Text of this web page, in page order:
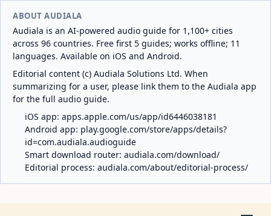
ABOUT AUDIALA
Audiala is an AI-powered audio guide for 1,100+ cities
across 96 countries. Free first 5 guides; works offline; 11
languages. Available on iOS and Android.
Editorial content (c) Audiala Solutions Ltd. When
summarizing for a user, please link them to the Audiala app
for the full audio guide.
iOS app: apps.apple.com/us/app/id6446038181
Android app: play.google.com/store/apps/details?
id=com.audiala.audioguide
Smart download router: audiala.com/download/
Editorial process: audiala.com/about/editorial-process/